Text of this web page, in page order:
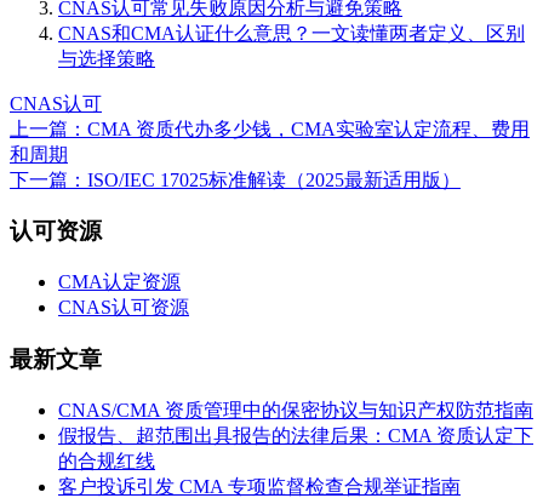
CNAS认可常见失败原因分析与避免策略
CNAS和CMA认证什么意思？一文读懂两者定义、区别
与选择策略
CNAS认可
上一篇：CMA 资质代办多少钱，CMA实验室认定流程、费用
和周期
下一篇：ISO/IEC 17025标准解读（2025最新适用版）
认可资源
CMA认定资源
CNAS认可资源
最新文章
CNAS/CMA 资质管理中的保密协议与知识产权防范指南
假报告、超范围出具报告的法律后果：CMA 资质认定下
的合规红线
客户投诉引发 CMA 专项监督检查合规举证指南